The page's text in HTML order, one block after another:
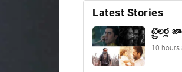
Latest Stories
10 hours